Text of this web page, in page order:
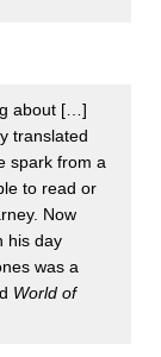
about […]
translated
spark from a
to read or
Now
his day
was a
World of